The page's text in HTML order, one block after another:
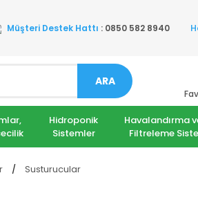
Müşteri Destek Hattı : 0850 582 8940
ARA
Hidroponik
Sistemler
Havalandırma
Filtreleme
Susturucular